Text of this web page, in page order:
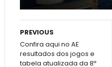
PREVIOUS
Confira aqui no AE
resultados dos jogos e
tabela atualizada da 8ª